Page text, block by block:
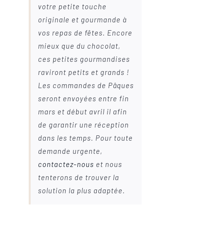
votre petite touche
originale et gourmande à
vos repas de fêtes. Encore
mieux que du chocolat,
ces petites gourmandises
raviront petits et grands !
Les commandes de Pâques
seront envoyées entre fin
mars et début avril il afin
de garantir une réception
dans les temps. Pour toute
demande urgente,
contactez-nous et nous
tenterons de trouver la
solution la plus adaptée.